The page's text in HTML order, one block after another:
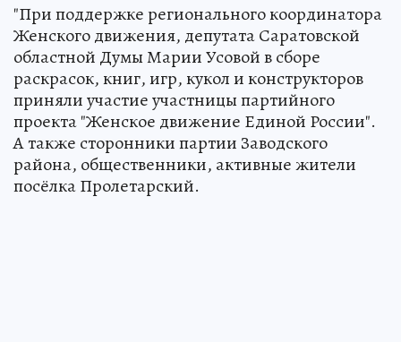
"При поддержке регионального координатора
Женского движения, депутата Саратовской
областной Думы Марии Усовой в сборе
раскрасок, книг, игр, кукол и конструкторов
приняли участие участницы партийного
проекта "Женское движение Единой России".
А также сторонники партии Заводского
района, общественники, активные жители
посёлка Пролетарский.